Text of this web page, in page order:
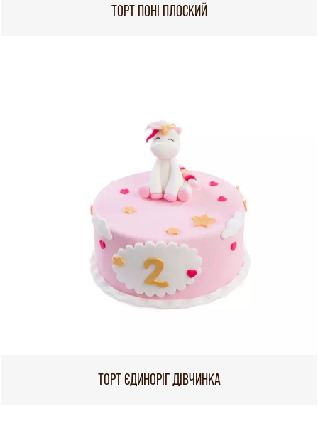
ТОРТ ПОНІ ПЛОСКИЙ
ТОРТ ЄДИНОРІГ ДІВЧИНКА